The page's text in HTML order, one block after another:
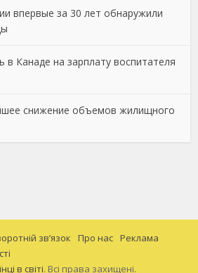
впервые за 30 лет обнаружили
в Канаде на зарплату воспитателя
снижение объемов жилищного
зв’язок Про нас Реклама
в світі. Всі права захищені.